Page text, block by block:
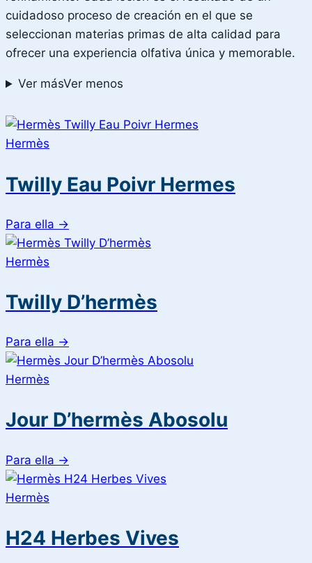
cuidadoso proceso de creación en el que se
seleccionan materias primas de alta calidad para
ofrecer una experiencia olfativa única y memorable.
Ver másVer menos
Hermès
Twilly Eau Poivr Hermes
Para ella →
Hermès
Twilly D’hermès
Para ella →
Hermès
Jour D’hermès Abosolu
Para ella →
Hermès
H24 Herbes Vives